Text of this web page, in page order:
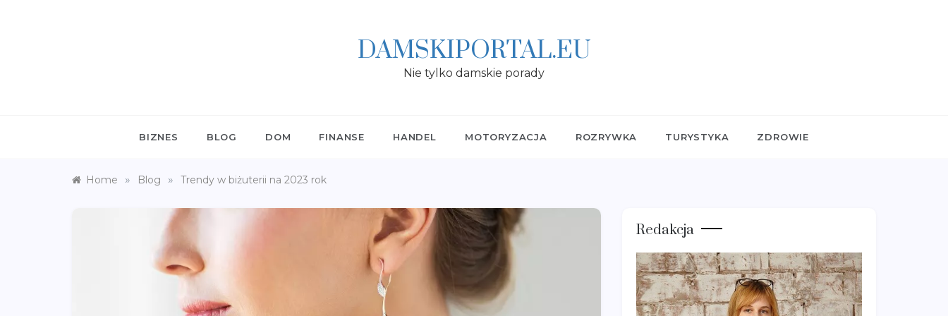
DAMSKIPORTAL.EU
Nie tylko damskie porady
BIZNES BLOG DOM FINANSE HANDEL MOTORYZACJA ROZRYWKA TURYSTYKA ZDROWIE
Home » Blog » Trendy w biżuterii na 2023 rok
Redakcja